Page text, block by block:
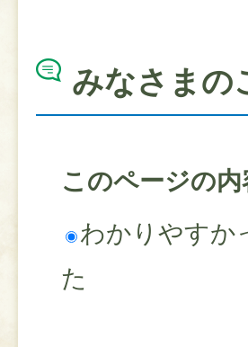
みなさまの
このページの
わかりやすか
た